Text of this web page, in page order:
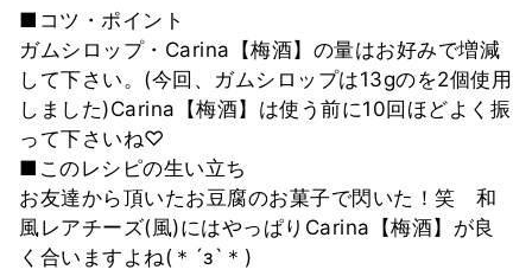
■コツ・ポイント
ガムシロップ・Carina【梅酒】の量はお好みで増減
して下さい。(今回、ガムシロップは13gのを2個使用
しました)Carina【梅酒】は使う前に10回ほどよく振
って下さいね♡
■このレシピの生い立ち
お友達から頂いたお豆腐のお菓子で閃いた！笑 和
風レアチーズ(風)にはやっぱりCarina【梅酒】が良
く合いますよね(＊´з`＊)